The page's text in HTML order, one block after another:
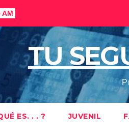
AM
TU
ES. . . ? JUVENIL